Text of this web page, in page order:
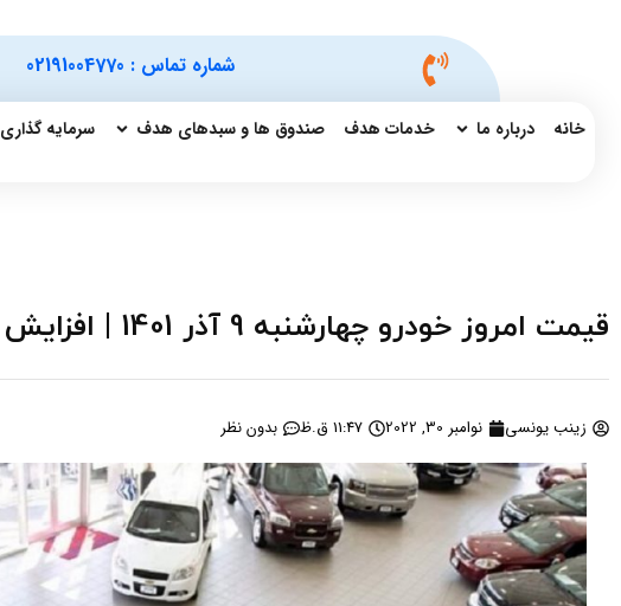
شماره تماس : 02191004770
خانه درباره ما خدمات هدف صندوق ها و سبدهای هدف سرمایه گذاری
قیمت امروز خودرو چهارشنبه 9 آذر 1401 | افزایش افسار گسیخته قیمت ها
زینب یونسی نوامبر 30, 2022 11:47 ق.ظ بدون نظر